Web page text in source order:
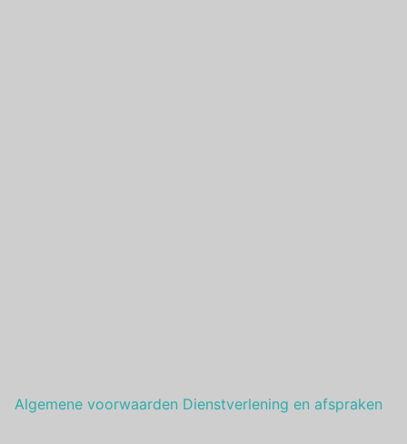
Algemene voorwaarden Dienstverlening en afspraken